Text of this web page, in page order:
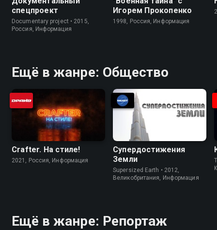
спецпроект
Documentary project • 2015,
Россия, Информация
Игорем Прокопенко
1998, Россия, Информация
Ещё в жанре: Общество
Crafter. На стилe!
2021, Россия, Информация
Супердостижения
Земли
Supersized Earth • 2012,
Великобритания, Информация
Ещё в жанре: Репортаж